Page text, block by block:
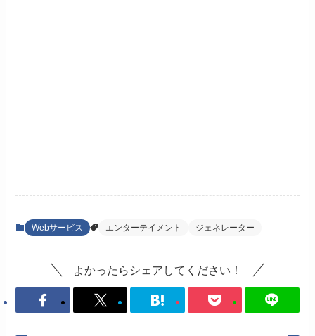
Webサービス エンターテイメント ジェネレーター
よかったらシェアしてください！